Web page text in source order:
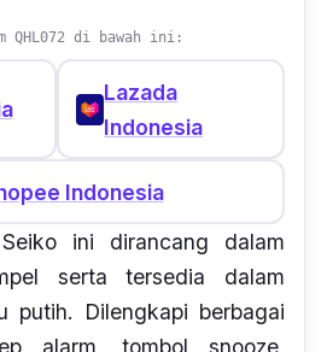
QHL072 di bawah ini:
Lazada
Indonesia
Indonesia
ini dirancang dalam
serta tersedia dalam
putih. Dilengkapi berbagai
alarm, tombolsnooze,